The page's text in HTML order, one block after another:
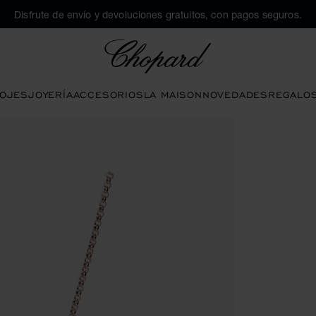
Disfrute de envío y devoluciones gratuitos, con pagos seguros.
JOYERÍAACCESORIOSLA MAISONNOVEDADES